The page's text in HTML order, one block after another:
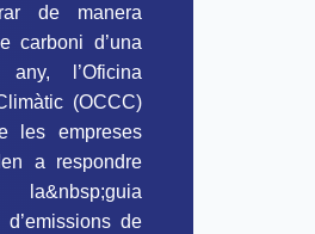
de manera
carboni d’una
any, l’Oficina
(OCCC)
les empreses
a respondre
de